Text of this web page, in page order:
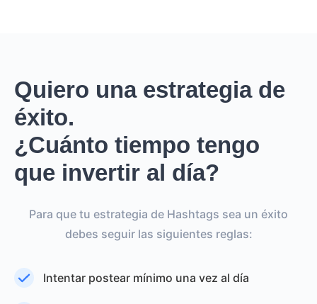
Quiero una estrategia de
éxito.
¿Cuánto tiempo tengo
que invertir al día?
Para que tu estrategia de Hashtags sea un éxito
debes seguir las siguientes reglas:
Intentar postear mínimo una vez al día